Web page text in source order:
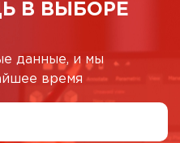
В ВЫБОРЕ
данные, и мы
время